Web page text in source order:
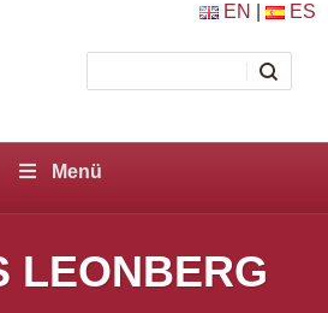
EN ES
Menü
LEONBERG